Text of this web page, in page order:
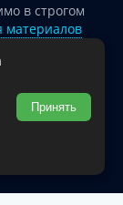
в строгом
материалов
ссылка
портал
округа.
Принять